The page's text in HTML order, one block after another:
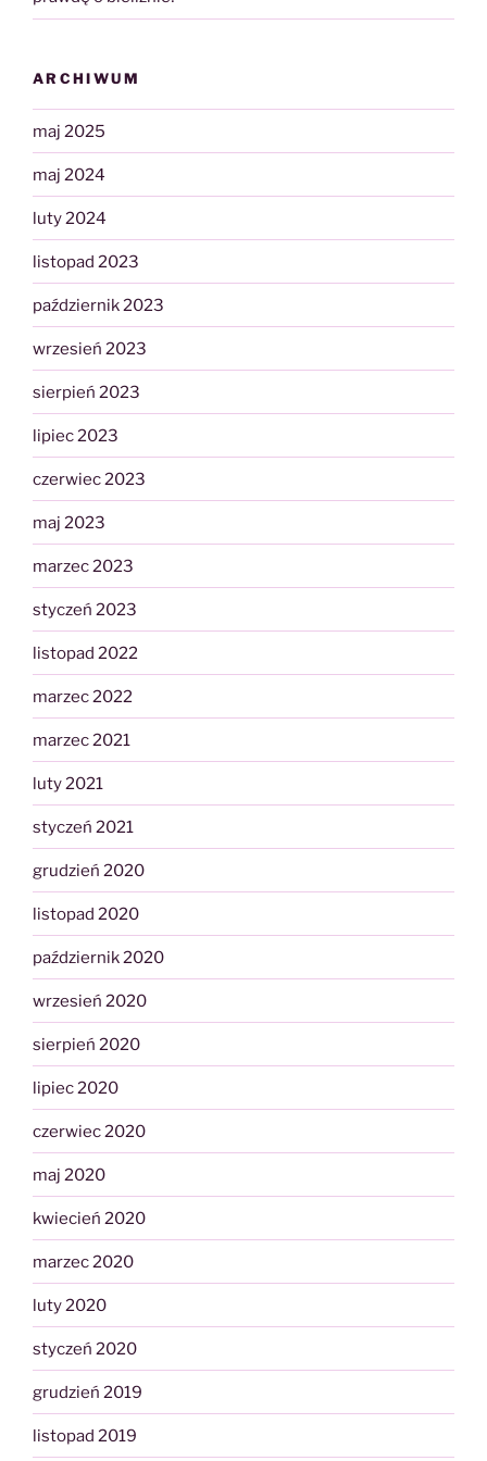
ARCHIWUM
maj 2025
maj 2024
luty 2024
listopad 2023
październik 2023
wrzesień 2023
sierpień 2023
lipiec 2023
czerwiec 2023
maj 2023
marzec 2023
styczeń 2023
listopad 2022
marzec 2022
marzec 2021
luty 2021
styczeń 2021
grudzień 2020
listopad 2020
październik 2020
wrzesień 2020
sierpień 2020
lipiec 2020
czerwiec 2020
maj 2020
kwiecień 2020
marzec 2020
luty 2020
styczeń 2020
grudzień 2019
listopad 2019